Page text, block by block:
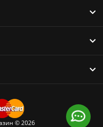
© 2026